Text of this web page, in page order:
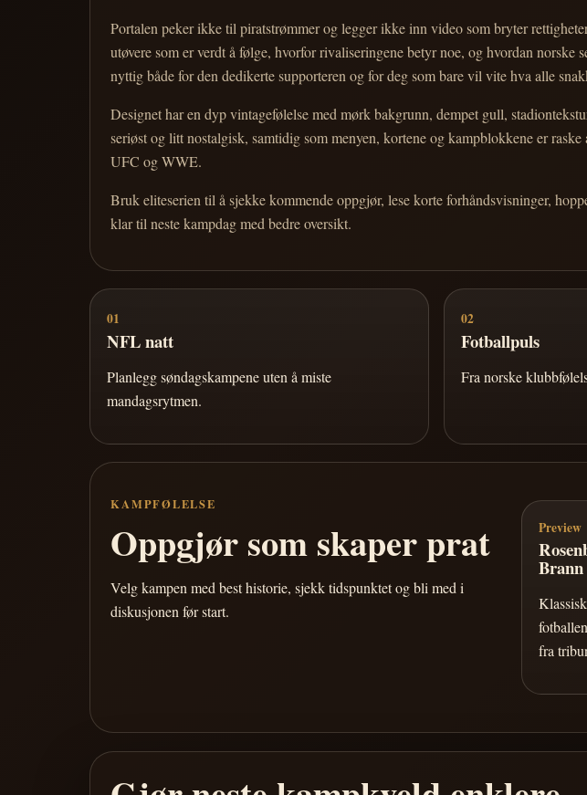
Portalen peker ikke til piratstrømmer og legger ikke inn video som bryter
utøvere som er verdt å følge, hvorfor rivaliseringene betyr noe, og hvordan
nyttig både for den dedikerte supporteren og for deg som bare vil vite hva alle
Designet har en dyp vintagefølelse med mørk bakgrunn, dempet gull,
seriøst og litt nostalgisk, samtidig som menyen, kortene og kampblokkene er
UFC og WWE.
Bruk eliteserien til å sjekke kommende oppgjør, lese korte forhåndsvisninger,
klar til neste kampdag med bedre oversikt.
01
NFL natt
Planlegg søndagskampene uten å miste
mandagsrytmen.
02
Fotballpuls
Fra norske
KAMPFØLELSE
Oppgjør som skaper prat
Velg kampen med best historie, sjekk tidspunktet og bli med i
diskusjonen før start.
Preview
Brann
fra